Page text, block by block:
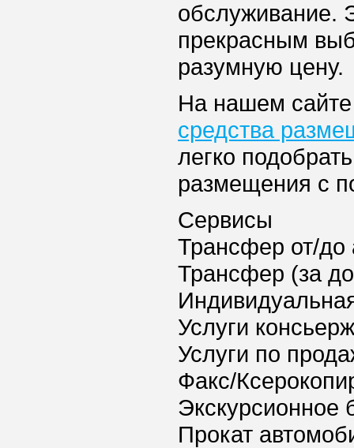
обслуживание.
прекрасным
разумную цену.
На нашем
средства
легко
размещения с
Сервисы
Трансфер от/до
Трансфер (за
Услуги
Услуги по
Факс/
Экскурсионное
Прокат